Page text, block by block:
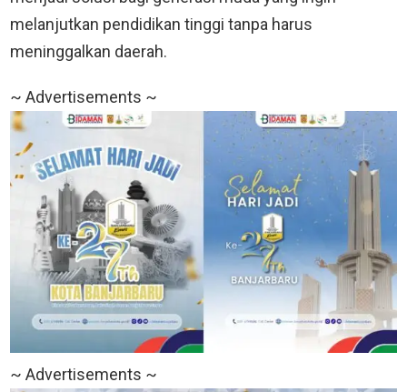
melanjutkan pendidikan tinggi tanpa harus
meninggalkan daerah.
~ Advertisements ~
~ Advertisements ~